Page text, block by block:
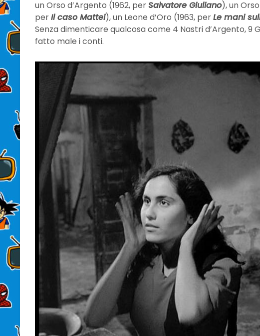
un Orso d’Argento (1962, perSalvatore Giuliano), un
perIl caso Mattei), un Leone d’Oro (1963, perLe mani
Senza dimenticare qualcosa come 4 Nastri d’Argento, 9
fatto male i conti.